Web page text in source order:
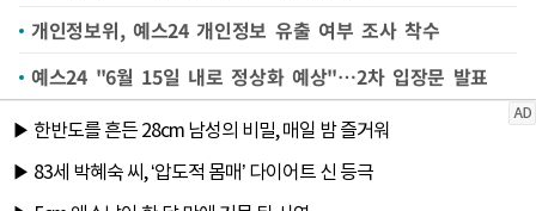
개인정보위, 예스24 개인정보 유출 여부 조사 착수
예스24 "6월 15일 내로 정상화 예상"…2차 입장문 발표